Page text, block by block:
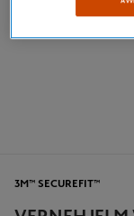
3M™ SECUREFIT™